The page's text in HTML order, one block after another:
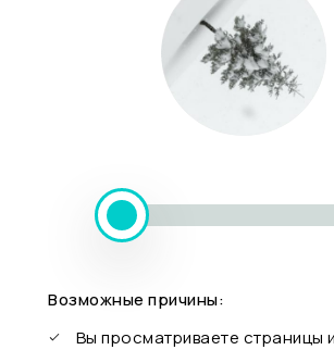
Возможные причины:
Вы просматриваете страницы